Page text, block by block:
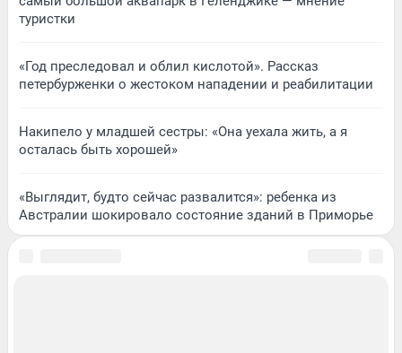
туристки
«Год преследовал и облил кислотой». Рассказ
петербурженки о жестоком нападении и реабилитации
Накипело у младшей сестры: «Она уехала жить, а я
осталась быть хорошей»
«Выглядит, будто сейчас развалится»: ребенка из
Австралии шокировало состояние зданий в Приморье